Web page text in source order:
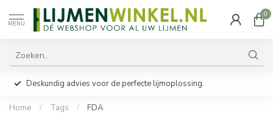
MENU
0
Deskundig advies voor de perfecte lijmoplossing.
Home / Tags / FDA